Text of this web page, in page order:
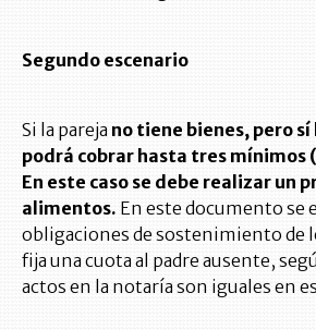
Segundo escenario
Si la pareja no tiene bienes, pero
podrá cobrar hasta tres mínimos
En este caso se debe realizar un
alimentos. En este documento se
obligaciones de sostenimiento de
fija una cuota al padre ausente,
actos en la notaría son iguales en